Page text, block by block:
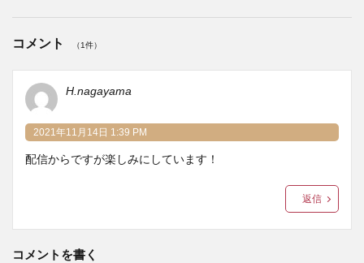
コメント （1件）
H.nagayama
2021年11月14日 1:39 PM
配信からですが楽しみにしています！
返信
コメントを書く